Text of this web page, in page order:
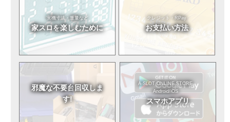
実機寸法・重量など
家スロを楽しむために
クレジット・RPay
お支払い方法
邪魔な不要台回収しま
す!
A-SLOT ONLINE STORE
Android/iOS
スマホアプリ